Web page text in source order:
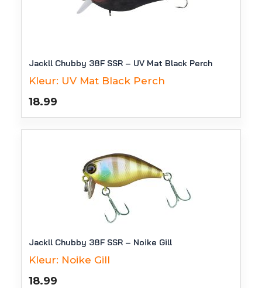
Jackll Chubby 38F SSR – UV Mat Black Perch
Kleur: UV Mat Black Perch
18.99
Jackll Chubby 38F SSR – Noike Gill
Kleur: Noike Gill
18.99